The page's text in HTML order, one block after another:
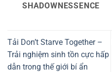
SHADOWNESSENCE
Tải Don’t Starve Together –
Trải nghiệm sinh tồn cực hấp
dẫn trong thế giới bí ẩn